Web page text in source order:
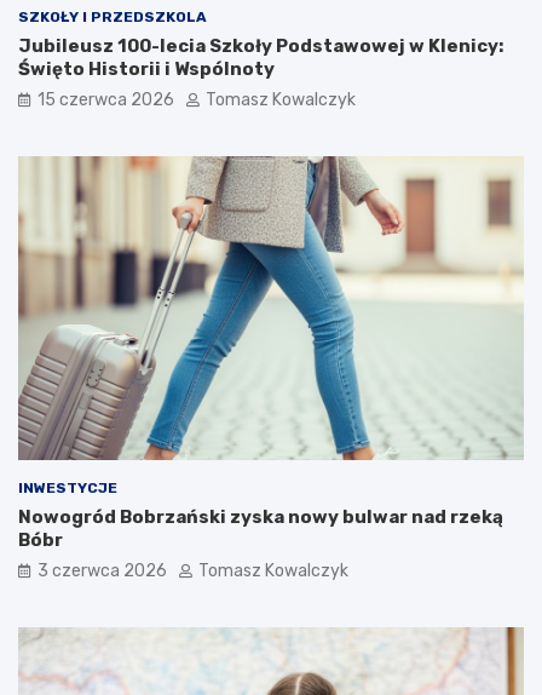
SZKOŁY I PRZEDSZKOLA
Jubileusz 100-lecia Szkoły Podstawowej w Klenicy:
Święto Historii i Wspólnoty
15 czerwca 2026 Tomasz Kowalczyk
INWESTYCJE
Nowogród Bobrzański zyska nowy bulwar nad rzeką
Bóbr
3 czerwca 2026 Tomasz Kowalczyk